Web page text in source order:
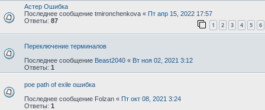
Астер Ошибка
Последнее сообщение tmironchenkova « Пт апр 15, 2022 17:57
Ответы: 87
1 2 3 4 5 6
Переключение терминалов
Последнее сообщение Beast2040 « Вт ноя 02, 2021 3:12
Ответы: 1
poe path of exile ошибка
Последнее сообщение Folzan « Пт окт 08, 2021 3:24
Ответы: 1